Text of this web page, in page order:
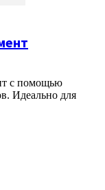
с помощью
Идеально для